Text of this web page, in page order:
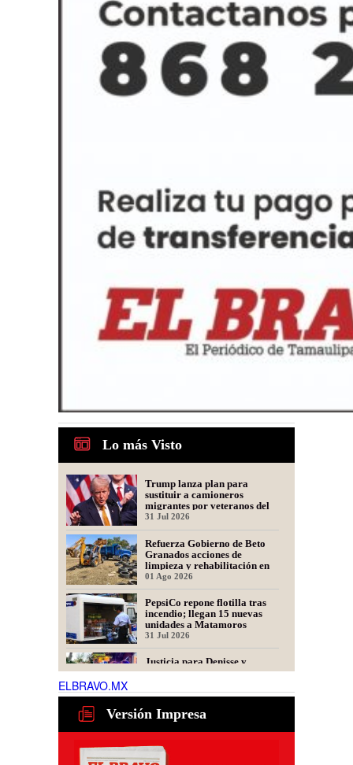
Lo más Visto
Trump lanza plan para
sustituir a camioneros
migrantes por veteranos del
Ejército
31 Jul 2026
Refuerza Gobierno de Beto
Granados acciones de
limpieza y rehabilitación en
Los Presidentes
01 Ago 2026
PepsiCo repone flotilla tras
incendio; llegan 15 nuevas
unidades a Matamoros
31 Jul 2026
Justicia para Denisse y
Dinorah: Convocan a Marcha
Mellizas Asesinadas
31 Jul 2026
Ser representante de una
fintech: dudas frecuentes
30 Jul 2026
ELBRAVO.MX
Versión Impresa